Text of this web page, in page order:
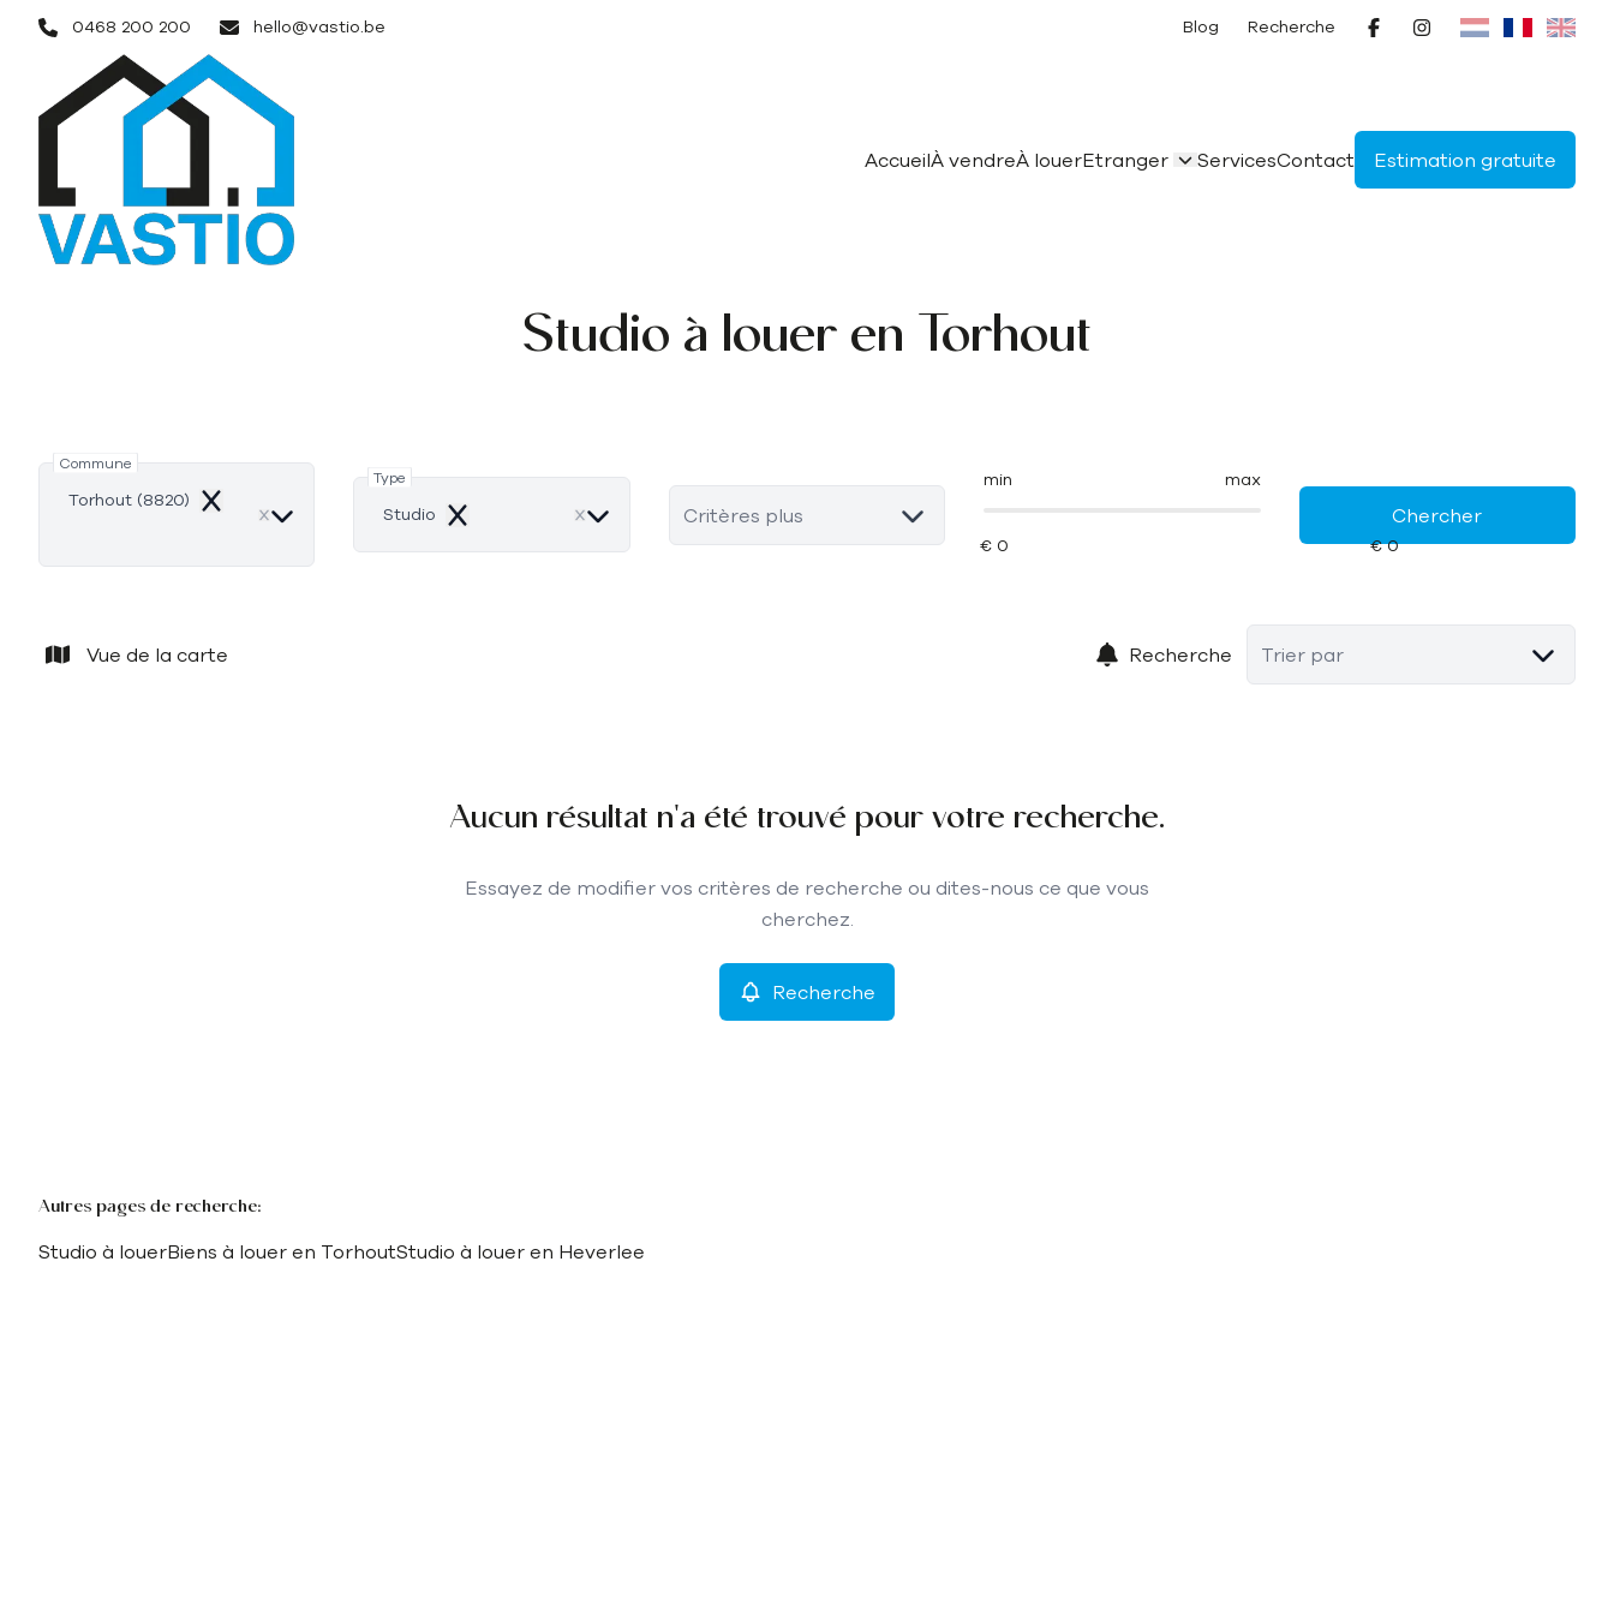
Aller au contenu principal
0468 200 200 hello@vastio.be Blog Recherche
AccueilÀ vendreÀ louerEtranger ServicesContact Estimation gratuite
Studio à louer en Torhout
Commune
Torhout (8820)
Remove
Type
Studio
Remove Critères plus
min max
Chercher
Vue de la carte Recherche Trier par
Aucun résultat n'a été trouvé pour votre recherche.
Essayez de modifier vos critères de recherche ou dites-nous ce que vous
cherchez.
Recherche
Autres pages de recherche:
Studio à louerBiens à louer en TorhoutStudio à louer en Heverlee